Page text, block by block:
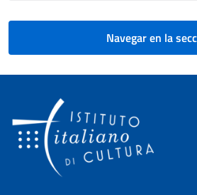
Navegar en la